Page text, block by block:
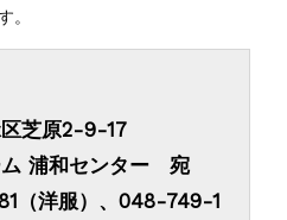
。
芝原2-9-17
ム 浦和センター 宛
（洋服）、048-749-1